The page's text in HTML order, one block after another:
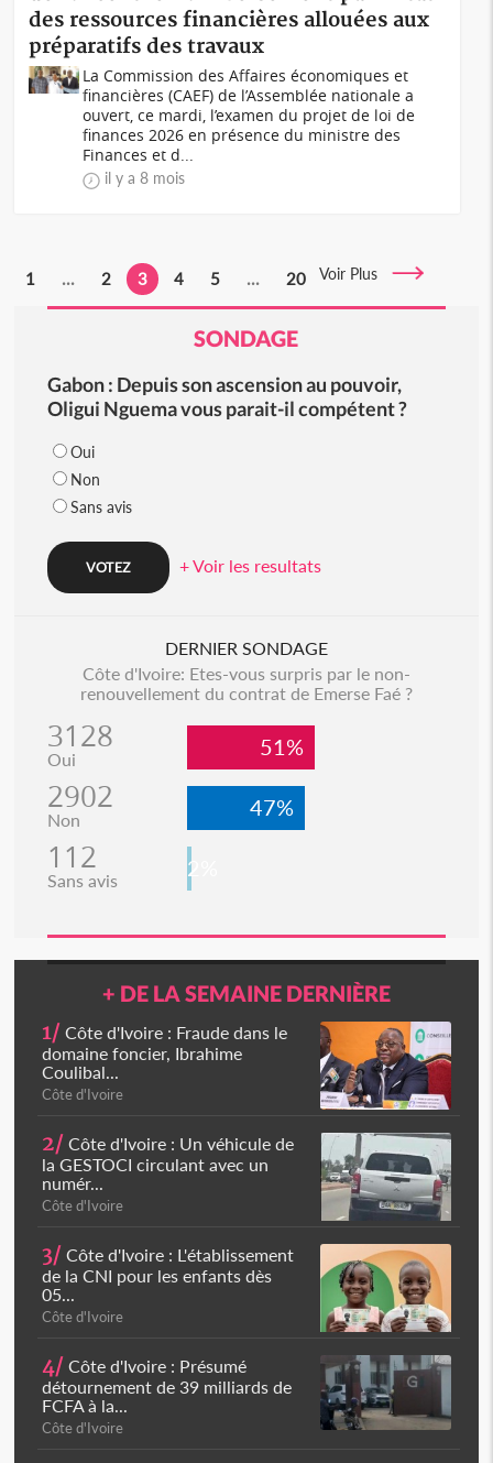
des ressources financières allouées aux
préparatifs des travaux
La Commission des Affaires économiques et
financières (CAEF) de l’Assemblée nationale a
ouvert, ce mardi, l’examen du projet de loi de
finances 2026 en présence du ministre des
Finances et d...
il y a 8 mois
1 ... 2 3 4 5 ... 20 Voir Plus
SONDAGE
Gabon : Depuis son ascension au pouvoir,
Oligui Nguema vous parait-il compétent ?
Oui
Non
Sans avis
+ Voir les resultats
DERNIER SONDAGE
Côte d'Ivoire: Etes-vous surpris par le non-
renouvellement du contrat de Emerse Faé ?
3128
Oui 51%
2902
Non 47%
112
Sans avis 2%
+ DE LA SEMAINE DERNIÈRE
1/ Côte d'Ivoire : Fraude dans le
domaine foncier, Ibrahime
Coulibal...
Côte d'Ivoire
2/ Côte d'Ivoire : Un véhicule de
la GESTOCI circulant avec un
numér...
Côte d'Ivoire
3/ Côte d'Ivoire : L'établissement
de la CNI pour les enfants dès
05...
Côte d'Ivoire
4/ Côte d'Ivoire : Présumé
détournement de 39 milliards de
FCFA à la...
Côte d'Ivoire